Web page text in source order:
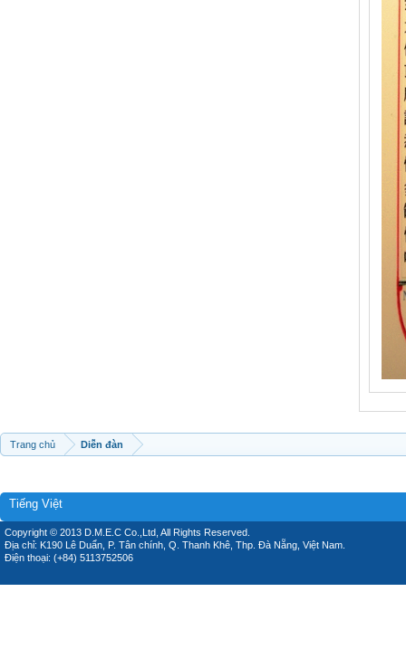
Trang chủ Diễn đàn
Tiếng Việt
Copyright © 2013 D.M.E.C Co.,Ltd, All Rights Reserved.
Địa chỉ: K190 Lê Duẩn, P. Tân chính, Q. Thanh Khê, Thp. Đà Nẵng, Việt Nam.
Điện thoại: (+84) 5113752506